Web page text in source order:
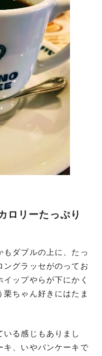
ロリーたっぷり
ダブルの上に、たっ
ングラッセがのってお
ップやらが下にかく
ちゃん好きにはたま
る感じもありまし
キ、いやパンケーキで